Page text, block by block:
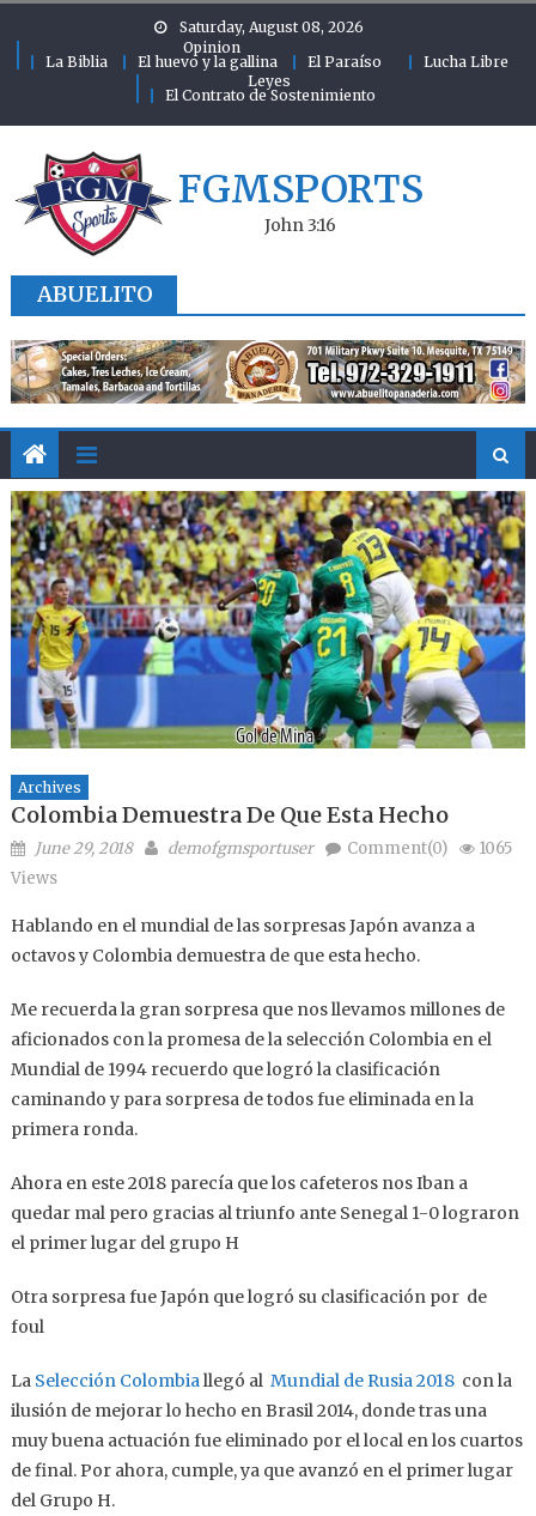
Saturday, August 08, 2026
Opinion
La Biblia
El huevo y la gallina El Paraíso
Lucha Libre
Leyes
El Contrato de Sostenimiento
FGMSPORTS
John 3:16
ABUELITO
Archives
Colombia Demuestra De Que Esta Hecho
Posted on
June 29, 2018 Author
demofgmsportuser Comment(0)
1065
Views
Hablando en el mundial de las sorpresas Japón avanza a
octavos y Colombia demuestra de que esta hecho.
Me recuerda la gran sorpresa que nos llevamos millones de
aficionados con la promesa de la selección Colombia en el
Mundial de 1994 recuerdo que logró la clasificación
caminando y para sorpresa de todos fue eliminada en la
primera ronda.
Ahora en este 2018 parecía que los cafeteros nos Iban a
quedar mal pero gracias al triunfo ante Senegal 1-0 lograron
el primer lugar del grupo H
Otra sorpresa fue Japón que logró su clasificación por de
foul
La Selección Colombiallegó al Mundial de Rusia 2018 con la
ilusión de mejorar lo hecho en Brasil 2014, donde tras una
muy buena actuación fue eliminado por el local en los cuartos
de final. Por ahora, cumple, ya que avanzó en el primer lugar
del Grupo H.